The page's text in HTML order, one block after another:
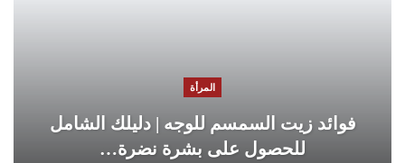
المرأة
فوائد زيت السمسم للوجه | دليلك الشامل
للحصول على بشرة نضرة…